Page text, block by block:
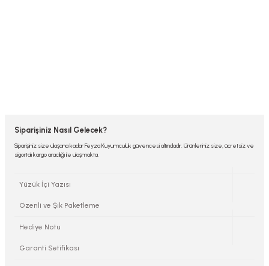
Siparişiniz Nasıl Gelecek?
Siparişiniz size ulaşana kadar Feyza Kuyumculuk güvencesi altındadır. Ürünleriniz size, ücretsiz ve
sigortalı kargo aracılığı ile ulaşmakta.
Yüzük İçi Yazısı
Özenli ve Şık Paketleme
Hediye Notu
Garanti Setifikası